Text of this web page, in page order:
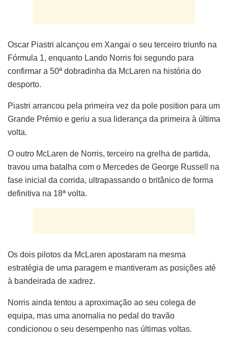
Oscar Piastri alcançou em Xangai o seu terceiro triunfo na
Fórmula 1, enquanto Lando Norris foi segundo para
confirmar a 50ª dobradinha da McLaren na história do
desporto.
Piastri arrancou pela primeira vez da pole position para um
Grande Prémio e geriu a sua liderança da primeira à última
volta.
O outro McLaren de Norris, terceiro na grelha de partida,
travou uma batalha com o Mercedes de George Russell na
fase inicial da corrida, ultrapassando o britânico de forma
definitiva na 18ª volta.
Os dois pilotos da McLaren apostaram na mesma
estratégia de uma paragem e mantiveram as posições até
à bandeirada de xadrez.
Norris ainda tentou a aproximação ao seu colega de
equipa, mas uma anomalia no pedal do travão
condicionou o seu desempenho nas últimas voltas.